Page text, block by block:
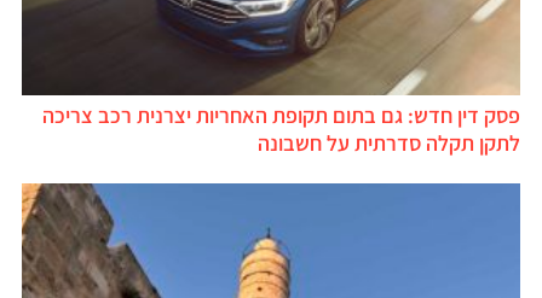
פסק דין חדש: גם בתום תקופת האחריות יצרנית רכב צריכה
לתקן תקלה סדרתית על חשבונה